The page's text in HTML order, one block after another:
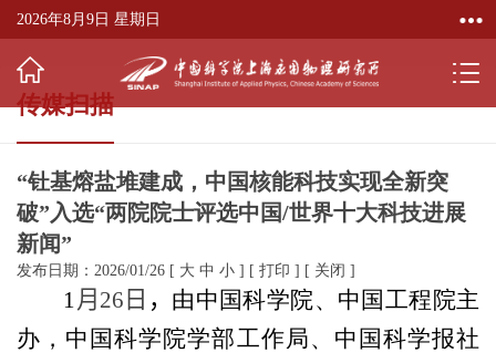
2026年8月9日 星期日
传媒扫描
“钍基熔盐堆建成，中国核能科技实现全新突
破”入选“两院院士评选中国/世界十大科技进展
新闻”
发布日期：2026/01/26 [ 大 中 小 ] [ 打印 ] [ 关闭 ]
1月 26 日 ， 由中国科学院、中国工程院主
办，中国科学院学部工作局、中国科学报社